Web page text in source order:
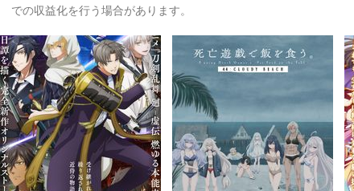
での収益化を行う場合があります。